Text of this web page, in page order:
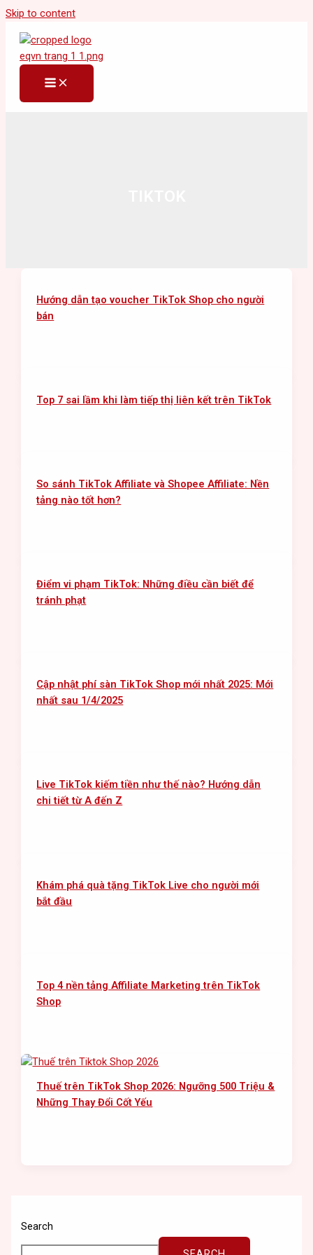
Skip to content
Hướng dẫn tạo voucher TikTok Shop cho người
bán
Top 7 sai lầm khi làm tiếp thị liên kết trên TikTok
So sánh TikTok Affiliate và Shopee Affiliate: Nền
tảng nào tốt hơn?
Điểm vi phạm TikTok: Những điều cần biết để
tránh phạt
Cập nhật phí sàn TikTok Shop mới nhất 2025: Mới
nhất sau 1/4/2025
Live TikTok kiếm tiền như thế nào? Hướng dẫn
chi tiết từ A đến Z
Khám phá quà tặng TikTok Live cho người mới
bắt đầu
Top 4 nền tảng Affiliate Marketing trên TikTok
Shop
Thuế trên TikTok Shop 2026: Ngưỡng 500 Triệu &
Những Thay Đổi Cốt Yếu
Search